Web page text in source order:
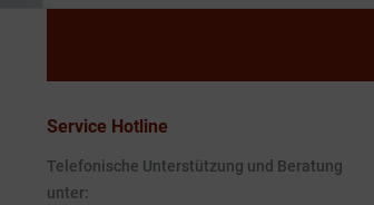
Service Hotline
Telefonische Unterstützung und Beratung
unter: